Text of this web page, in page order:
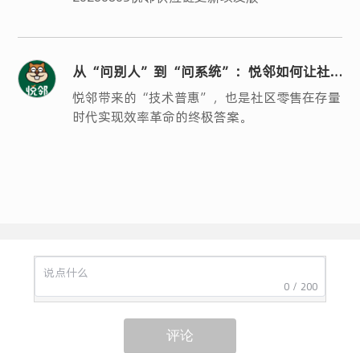
从“问别人”到“问系统”：悦邻如何让社
区零售的“人、货、场”真正数字化？
悦邻带来的“技术普惠”，也是社区零售在存量
时代实现效率革命的终极答案。
0 / 200
评论